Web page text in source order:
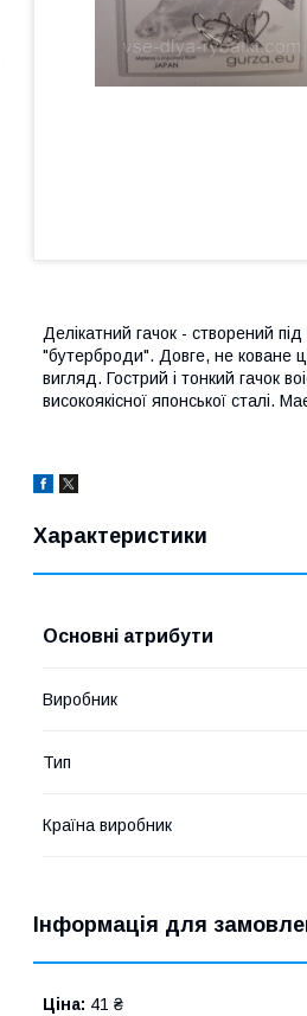
Делікатний гачок - створений
"бутерброди". Довге, не коване
вигляд. Гострий і тонкий гачок
високоякісної японської сталі.
Характеристики
Основні атрибути
Виробник
Тип
Країна виробник
Інформація для
Ціна: 41 ₴